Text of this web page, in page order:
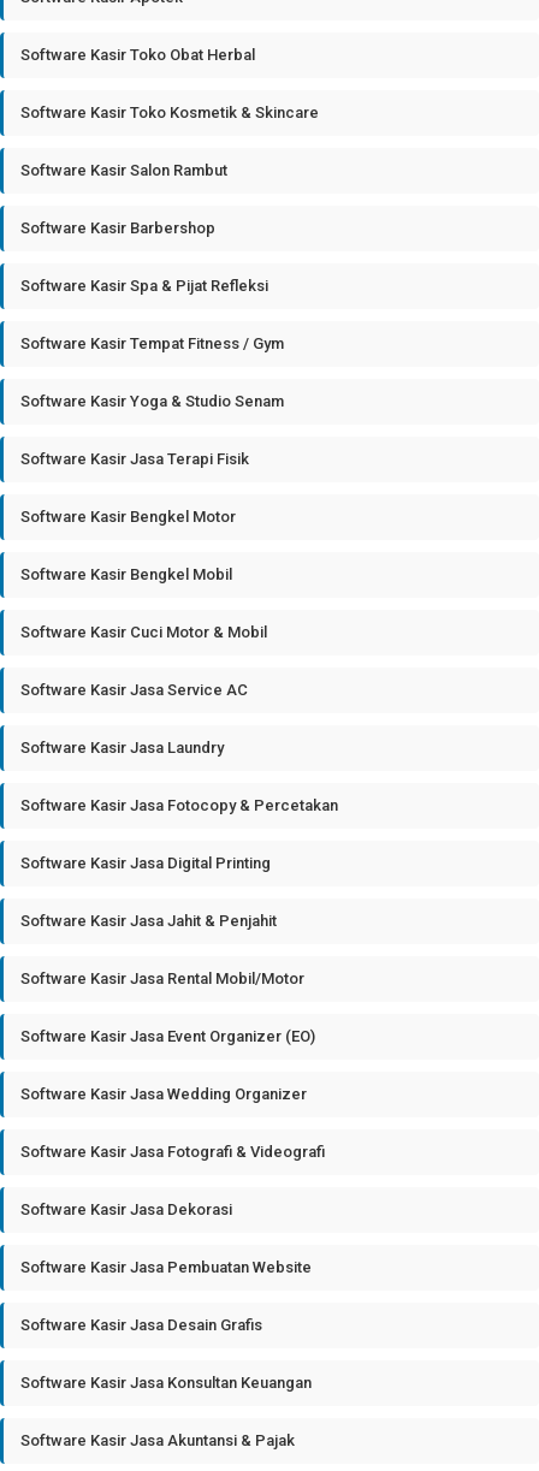
Software Kasir Toko Obat Herbal
Software Kasir Toko Kosmetik & Skincare
Software Kasir Salon Rambut
Software Kasir Barbershop
Software Kasir Spa & Pijat Refleksi
Software Kasir Tempat Fitness / Gym
Software Kasir Yoga & Studio Senam
Software Kasir Jasa Terapi Fisik
Software Kasir Bengkel Motor
Software Kasir Bengkel Mobil
Software Kasir Cuci Motor & Mobil
Software Kasir Jasa Service AC
Software Kasir Jasa Laundry
Software Kasir Jasa Fotocopy & Percetakan
Software Kasir Jasa Digital Printing
Software Kasir Jasa Jahit & Penjahit
Software Kasir Jasa Rental Mobil/Motor
Software Kasir Jasa Event Organizer (EO)
Software Kasir Jasa Wedding Organizer
Software Kasir Jasa Fotografi & Videografi
Software Kasir Jasa Dekorasi
Software Kasir Jasa Pembuatan Website
Software Kasir Jasa Desain Grafis
Software Kasir Jasa Konsultan Keuangan
Software Kasir Jasa Akuntansi & Pajak